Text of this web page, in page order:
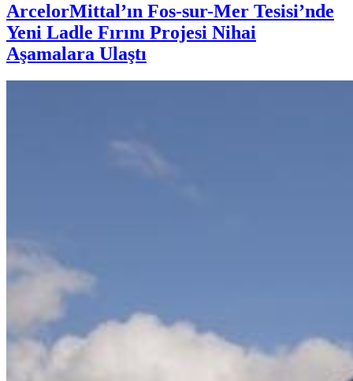
ArcelorMittal’ın Fos-sur-Mer Tesisi’nde
Yeni Ladle Fırını Projesi Nihai
Aşamalara Ulaştı